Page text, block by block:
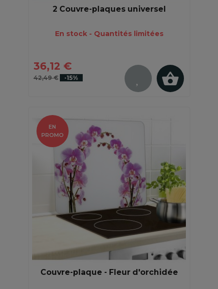
2 Couvre-plaques universel
En stock - Quantités limitées
36,12 €
42,49 € -15%
Couvre-plaque - Fleur d'orchidée
EN
PROMO